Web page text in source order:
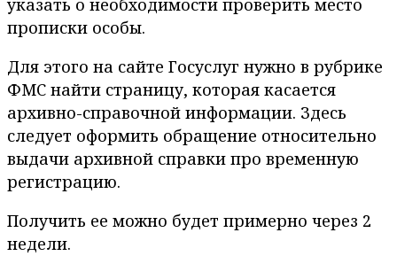
указать о необходимости проверить место
прописки особы.
Для этого на сайте Госуслуг нужно в рубрике
ФМС найти страницу, которая касается
архивно-справочной информации. Здесь
следует оформить обращение относительно
выдачи архивной справки про временную
регистрацию.
Получить ее можно будет примерно через 2
недели.